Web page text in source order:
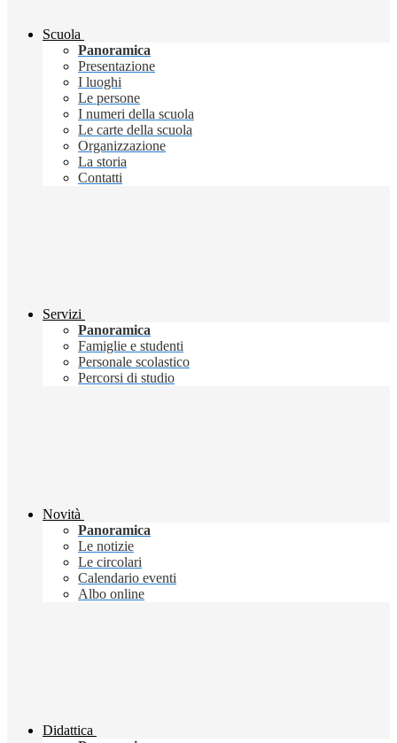
Scuola
Panoramica
Presentazione
I luoghi
Le persone
I numeri della scuola
Le carte della scuola
Organizzazione
La storia
Contatti
Servizi
Panoramica
Famiglie e studenti
Personale scolastico
Percorsi di studio
Novità
Panoramica
Le notizie
Le circolari
Calendario eventi
Albo online
Didattica